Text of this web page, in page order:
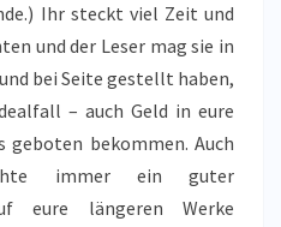
Ihr steckt viel Zeit und
und der Leser mag sie in
bei Seite gestellt haben,
– auch Geld in eure
geboten bekommen. Auch
immer ein guter
eure längeren Werke